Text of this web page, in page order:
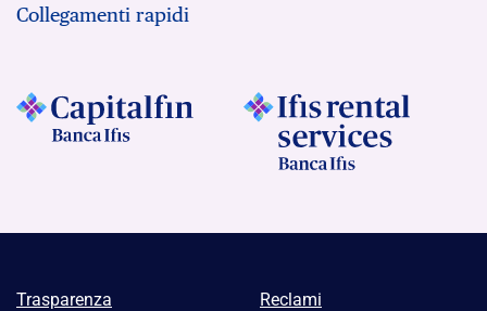
Collegamenti rapidi
Trasparenza Reclami